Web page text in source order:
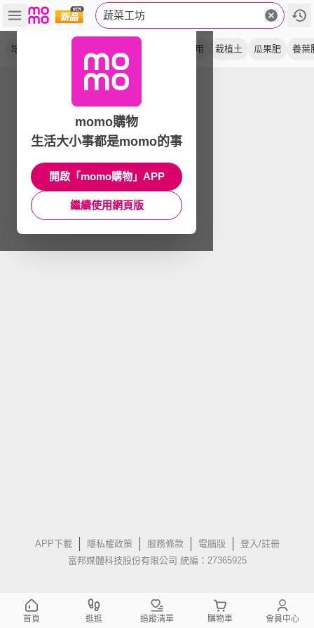
蔬菜工坊
培養土 通用 栽植土 瓜果肥 養葉
APP下載 隱私權政策 服務條款 電腦版
登入/註冊
富邦媒體科技股份有限公司 統編：27365925
momo購物
生活大小事都是momo的事
開啟「momo購物」APP
繼續使用網頁版
首頁 逛逛 追蹤清單 購物車 會員中心